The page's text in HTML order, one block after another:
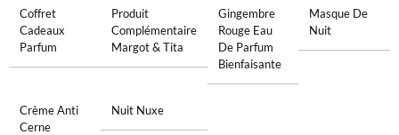
Coffret
Cadeaux
Parfum
Produit
Complémentaire
Margot & Tita
Gingembre
Rouge Eau
De Parfum
Bienfaisante
Masque De
Nuit
Crème Anti
Cerne
Nuit Nuxe